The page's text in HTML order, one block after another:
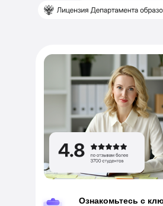
Ознакомьтесь с